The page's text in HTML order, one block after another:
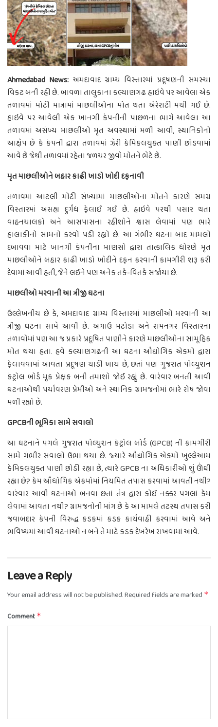
Ahmedabad News: અમદાવાદ ગ્રામ્ય વિસ્તારમાં પ્રદૂષણની સમસ્યા
વિકટ બની રહી છે. બાવળા તાલુકાના કલ્યાણગઢ હાઇવે પર આવેલા એક
તળાવમાં મોટી માત્રામાં માછલીઓના મોત થતા એરેરાટી મચી ગઈ છે.
હાઇવે પર આવેલી એક ખાનગી કંપનીની પાછળના ભાગે આવેલા આ
તળાવમાં અસંખ્ય માછલીઓ મૃત અવસ્થામાં મળી આવી, સ્થાનિકોનો
આક્ષેપ છે કે કંપની દ્વારા તળાવમાં ઝેરી કેમિકલયુક્ત પાણી છોડવામાં
આવે છે જેથી તળાવમાં રહેતા જળચર જીવો મોતને ભેટે છે.
મૃત માછલીઓને બહાર કાઢી ખાડો ખોદી દફનાવી
તળાવમાં આટલી મોટી સંખ્યામાં માછલીઓના મોતને કારણે સમગ્ર
વિસ્તારમાં અસહ્ય દુર્ગંધ ફેલાઈ ગઈ છે. હાઇવે પરથી પસાર થતા
વાહનચાલકો અને આસપાસના રહીશોને શ્વાસ લેવામાં પણ ભારે
હાલાકીનો સામનો કરવો પડી રહ્યો છે. આ ગંભીર ઘટના બાદ મામલો
દબાવવા માટે ખાનગી કંપનીના માણસો દ્વારા તાત્કાલિક ધોરણે મૃત
માછલીઓને બહાર કાઢી ખાડો ખોદીને દફન કરવાની કામગીરી શરૂ કરી
દેવામાં આવી હતી, જેને લઈને પણ અનેક તર્ક-વિતર્ક સર્જાયા છે.
માછલીઓ મરવાની આ ત્રીજી ઘટના
ઉલ્લેખનીય છે કે, અમદાવાદ ગ્રામ્ય વિસ્તારમાં માછલીઓ મરવાની આ
ત્રીજી ઘટના સામે આવી છે. અગાઉ મટોડા અને રામનગર વિસ્તારના
તળાવોમાં પણ આ જ પ્રકારે પ્રદૂષિત પાણીને કારણે માછલીઓના સામૂહિક
મોત થયા હતા. હવે કલ્યાણગઢની આ ઘટના ઔદ્યોગિક એકમો દ્વારા
ફેલાવવામાં આવતા પ્રદૂષણ ચાડી ખાય છે, છતાં પણ ગુજરાત પોલ્યુશન
કંટ્રોલ બોર્ડ મૂક પ્રેક્ષક બની તમાશો જોઈ રહ્યું છે. વારંવાર બનતી આવી
ઘટનાઓથી પર્યાવરણ પ્રેમીઓ અને સ્થાનિક ગ્રામજનોમાં ભારે રોષ જોવા
મળી રહ્યો છે.
GPCBની ભૂમિકા સામે સવાલો
આ ઘટનાને પગલે ગુજરાત પોલ્યુશન કંટ્રોલ બોર્ડ (GPCB) ની કામગીરી
સામે ગંભીર સવાલો ઉભા થયા છે. જ્યારે ઔદ્યોગિક એકમો ખુલ્લેઆમ
કેમિકલયુક્ત પાણી છોડી રહ્યા છે, ત્યારે GPCB ના અધિકારીઓ શું ઊંઘી
રહ્યા છે? કેમ ઔધોગિક એકમોમાં નિયમિત તપાસ કરવામાં આવતી નથી?
વારંવાર આવી ઘટનાઓ બનવા છતાં તંત્ર દ્વારા કોઈ નક્કર પગલાં કેમ
લેવામાં આવતા નથી? ગ્રામજનોની માંગ છે કે આ મામલે તટસ્થ તપાસ કરી
જવાબદાર કંપની વિરુદ્ધ કડકમાં કડક કાર્યવાહી કરવામાં આવે અને
ભવિષ્યમાં આવી ઘટનાઓ ન બને તે માટે કડક દેખરેખ રાખવામાં આવે.
Leave a Reply
Your email address will not be published.Required fields are marked *
Comment *